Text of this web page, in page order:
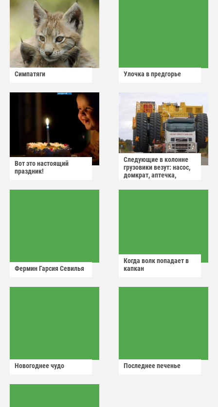
Симпатяги Улочка в предгорье
Вот это настоящий
праздник!
Следующие в колонне
грузовики везут: насос,
домкрат, аптечка,
Фермин Гарсия Севилья
Когда волк попадает в
капкан
Новогоднее чудо Последнее печенье